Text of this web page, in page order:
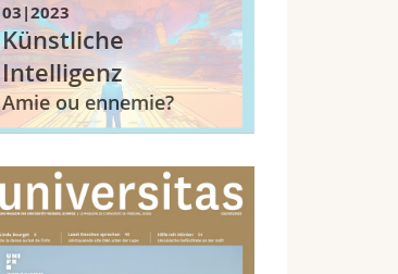
03|2023
Künstliche
Intelligenz
Amie ou ennemie?